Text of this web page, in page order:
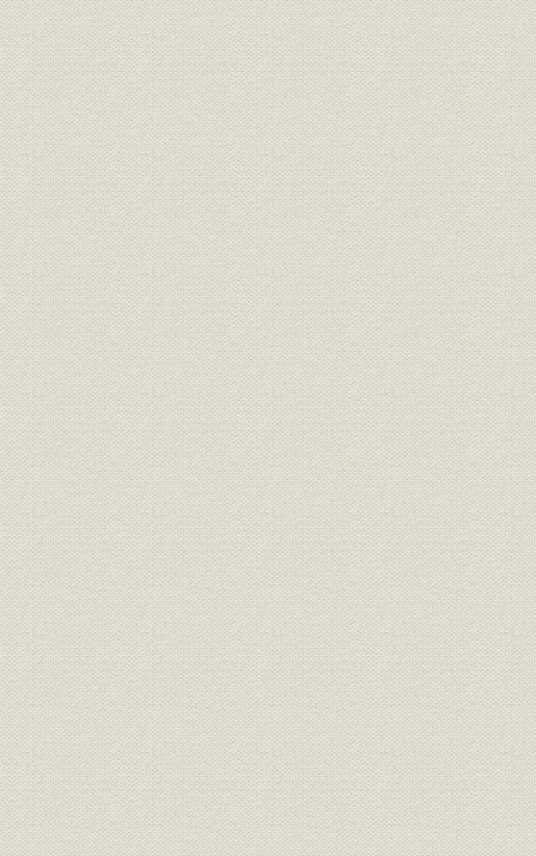
第4節 業績―復配までの足どり
第11章 成長の時期―コンテナ体制の整備と経営の多角化
第1節 環境
第2節 成長を目指す経営方針と経営組織
第3節 コンテナ化の展開と専用船の拡充
第4節 企業成長を支えた非営業部門
第5節 資金調達と業務
第12章 激変する環境への対応―低成長経済のなかでの経営
第1節 石油危機による環境の変化
第2節 低成長経済下の経営方針と経営組織
第3節 低成長経済下の経営
第4節 環境の変化に対応する非営業部門
第5節 財務活動の国際化と業績
現状と展望
航路図
索引
船名索引